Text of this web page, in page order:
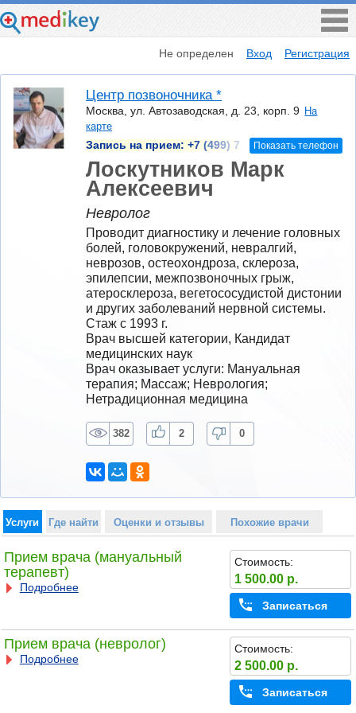
Не определен Вход Регистрация
Центр позвоночника *
Москва, ул. Автозаводская, д. 23, корп. 9 На
карте
Запись на прием: +7 (499) 7 Показать телефон
Лоскутников Марк
Алексеевич
Невролог
Проводит диагностику и лечение головных
болей, головокружений, невралгий,
неврозов, остеохондроза, склероза,
эпилепсии, межпозвоночных грыж,
атеросклероза, вегетососудистой дистонии
и других заболеваний нервной системы.
Стаж с 1993 г.
Врач высшей категории, Кандидат
медицинских наук
Врач оказывает услуги: Мануальная
терапия; Массаж; Неврология;
Нетрадиционная медицина
382 2 0
Услуги Где найти Оценки и отзывы Похожие врачи
Прием врача (мануальный
терапевт)
Подробнее
Стоимость:
1 500.00 р.
Записаться
Прием врача (невролог)
Подробнее
Стоимость:
2 500.00 р.
Записаться